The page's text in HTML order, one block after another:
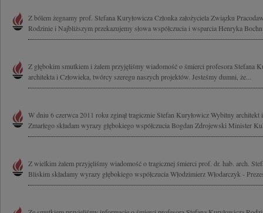
Z bólem żegnamy prof. Stefana Kuryłowicza Członka założyciela Związku
Rodzinie i Najbliższym przekazujemy słowa współczucia i wsparcia Henryka
Z głębokim smutkiem i żalem przyjęliśmy wiadomość o śmierci profesora Stefana
architekta i Człowieka, twórcy szeregu naszych projektów. Jesteśmy dumni, że...
W dniu 6 czerwca 2011 roku zginął tragicznie Stefan Kuryłowicz Wybitny architekt
Zmarłego składam wyrazy głębokiego współczucia Bogdan Zdrojewski Minister
Z wielkim żalem przyjęliśmy wiadomość o tragicznej śmierci prof. dr. hab. arch.
Bliskim składamy wyrazy głębokiego współczucia Włodzimierz Włodarczyk -